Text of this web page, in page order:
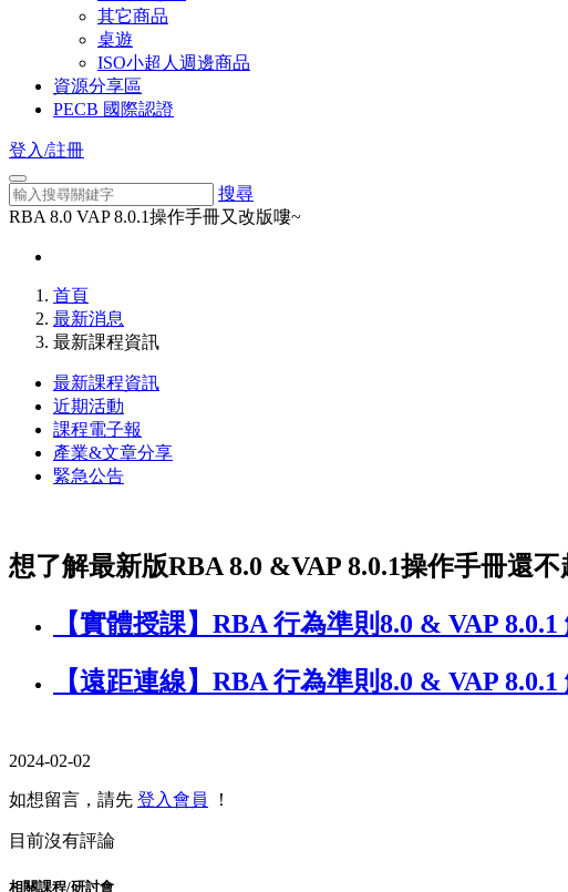
其它商品
桌遊
ISO小超人週邊商品
資源分享區
PECB 國際認證
登入/註冊
搜尋
RBA 8.0 VAP 8.0.1操作手冊又改版嘍~
首頁
最新消息
最新課程資訊
最新課程資訊
近期活動
課程電子報
產業&文章分享
緊急公告
想了解最新版RBA 8.0 &VAP 8.0.1操作手冊還
【實體授課】RBA 行為準則8.0 & VAP
【遠距連線】RBA 行為準則8.0 & VAP
2024-02-02
如想留言，請先 登入會員 ！
目前沒有評論
相關課程/研討會